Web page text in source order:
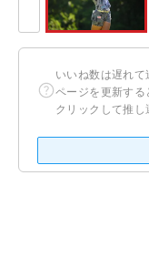
いいね数は遅れて
ページを更新する
クリックして推し